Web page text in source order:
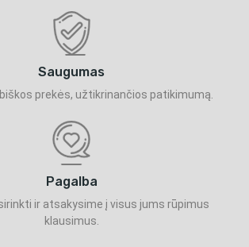
Saugumas
prekės, užtikrinančios patikimumą.
Pagalba
ir atsakysime į visus jums rūpimus
klausimus.